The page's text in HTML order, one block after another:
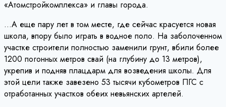
«Атомстройкомплекса» и главы города.
…А еще пару лет в том месте, где сейчас красуется новая
школа, впору было играть в водное поло. На заболоченном
участке строители полностью заменили грунт, вбили более
1200 погонных метров свай (на глубину до 13 метров),
укрепив и подняв плацдарм для возведения школы. Для
этой цели также завезено 53 тысячи кубометров ПГС с
отработанных участков обеих невьянских артелей.